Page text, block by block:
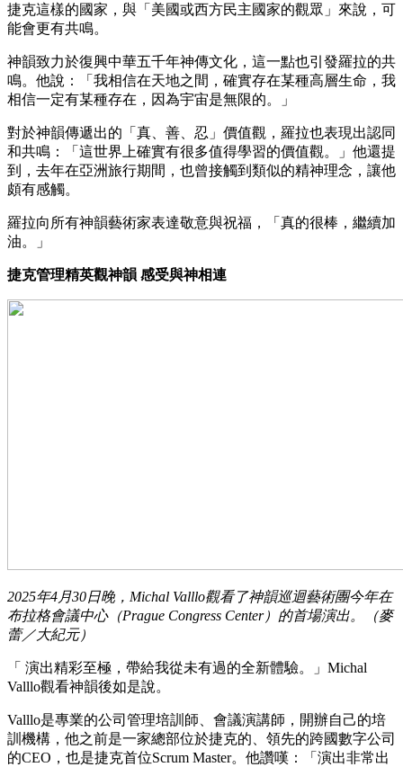
捷克這樣的國家，與「美國或西方民主國家的觀眾」來說，可
能會更有共鳴。
神韻致力於復興中華五千年神傳文化，這一點也引發羅拉的共
鳴。他說：「我相信在天地之間，確實存在某種高層生命，我
相信一定有某種存在，因為宇宙是無限的。」
對於神韻傳遞出的「真、善、忍」價值觀，羅拉也表現出認同
和共鳴：「這世界上確實有很多值得學習的價值觀。」他還提
到，去年在亞洲旅行期間，也曾接觸到類似的精神理念，讓他
頗有感觸。
羅拉向所有神韻藝術家表達敬意與祝福，「真的很棒，繼續加
油。」
捷克管理精英觀神韻 感受與神相連
2025年4月30日晚，Michal Valllo觀看了神韻巡迴藝術團今年在
布拉格會議中心（Prague Congress Center）的首場演出。（麥
蕾／大紀元）
「 演出精彩至極，帶給我從未有過的全新體驗。」Michal
Valllo觀看神韻後如是說。
Valllo是專業的公司管理培訓師、會議演講師，開辦自己的培
訓機構，他之前是一家總部位於捷克的、領先的跨國數字公司
的CEO，也是捷克首位Scrum Master。他讚嘆：「演出非常出